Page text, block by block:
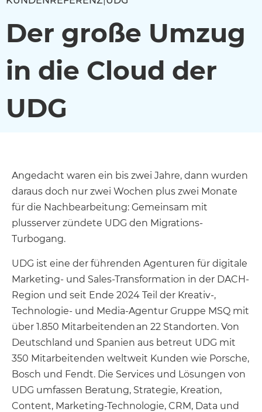
Der große Umzug
in die Cloud der
UDG
Angedacht waren ein bis zwei Jahre, dann wurden
daraus doch nur zwei Wochen plus zwei Monate
für die Nachbearbeitung: Gemeinsam mit
plusserver zündete UDG den Migrations-
Turbogang.
UDG ist eine der führenden Agenturen für digitale
Marketing- und Sales-Transformation in der DACH-
Region und seit Ende 2024 Teil der Kreativ-,
Technologie- und Media-Agentur Gruppe MSQ mit
über 1.850 Mitarbeitenden an 22 Standorten. Von
Deutschland und Spanien aus betreut UDG mit
350 Mitarbeitenden weltweit Kunden wie Porsche,
Bosch und Fendt. Die Services und Lösungen von
UDG umfassen Beratung, Strategie, Kreation,
Content, Marketing-Technologie, CRM, Data und